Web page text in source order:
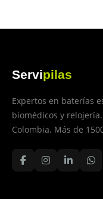
Servipilas
Expertos en baterías
biomédicos y
Colombia. Más de